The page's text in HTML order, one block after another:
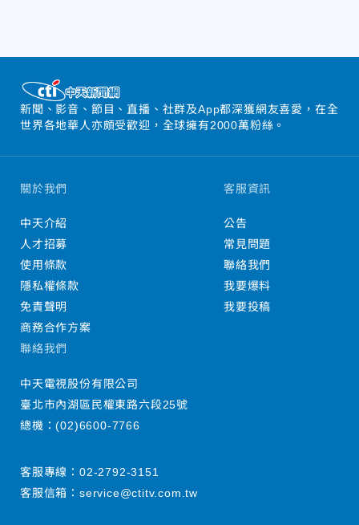
新聞、影音、節目、直播、社群及App都深獲網友喜愛，在全
世界各地華人亦頗受歡迎，全球擁有2000萬粉絲。
關於我們
中天介紹
人才招募
使用條款
隱私權條款
免責聲明
商務合作方案
客服資訊
公告
常見問題
聯絡我們
我要爆料
我要投稿
聯絡我們
中天電視股份有限公司
臺北市內湖區民權東路六段25號
總機：(02)6600-7766
客服專線： 02-2792-3151
客服信箱： service@ctitv.com.tw